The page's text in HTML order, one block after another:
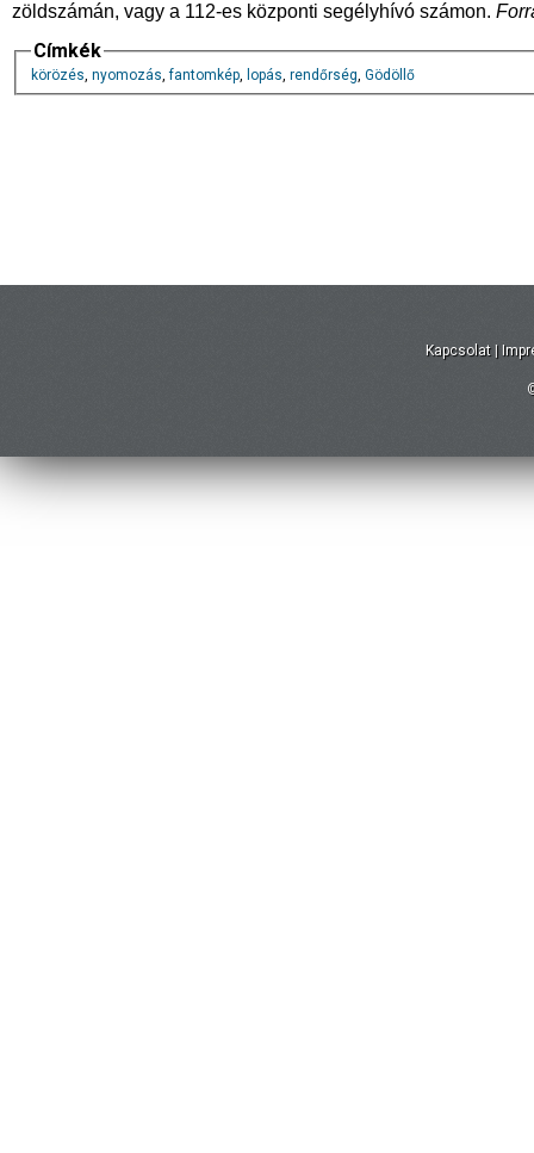
zöldszámán, vagy a 112-es központi segélyhívó számon.
Címkék
körözés, nyomozás,fantomkép, lopás, rendőrség, Gödöllő
Kapcsolat |